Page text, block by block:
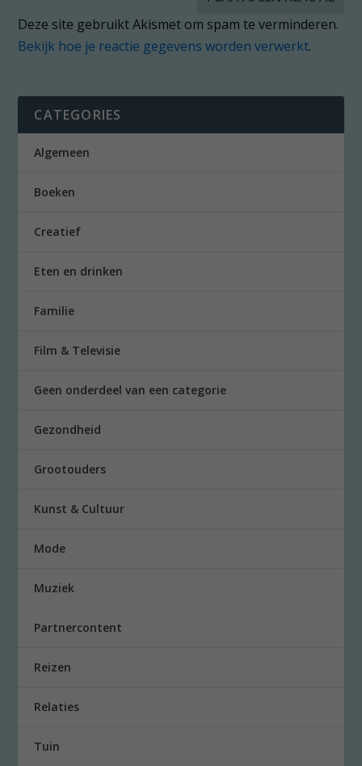
Deze site gebruikt Akismet om spam te verminderen.
Bekijk hoe je reactie gegevens worden verwerkt.
CATEGORIES
Algemeen
Boeken
Creatief
Eten en drinken
Familie
Film & Televisie
Geen onderdeel van een categorie
Gezondheid
Grootouders
Kunst & Cultuur
Mode
Muziek
Partnercontent
Reizen
Relaties
Tuin